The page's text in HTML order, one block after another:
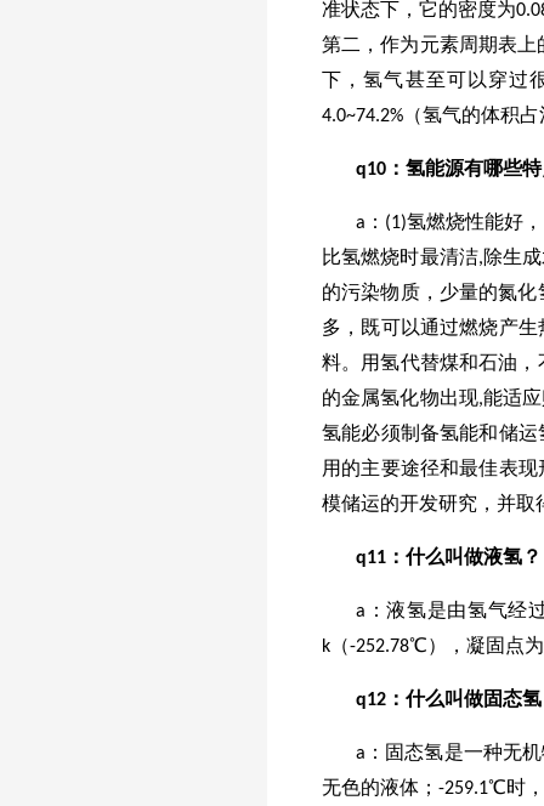
准状态下，它的密度为
第二，作为元素周期表
下，氢气甚至可以穿
4.0~74.2%（氢气的体积
q10 ：氢能源有哪些
a：(1)氢燃烧性能好
比氢燃烧时最清洁,除生
的污染物质，少量的氮
多，既可以通过燃烧产
料。用氢代替煤和石油
的金属氢化物出现,能适
氢能必须制备氢能和储
用的主要途径和最佳表
模储运的开发研究，并取
q11 ：什么叫做液氢？
a：液氢是由氢气经
k（-252.78℃），凝固点
q12 ：什么叫做固态
a：固态氢是一种无
无色的液体；-259.1℃时